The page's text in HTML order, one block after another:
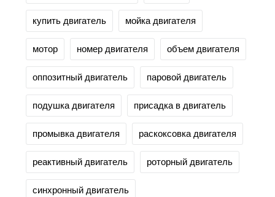
купить двигатель мойка двигателя
мотор номер двигателя объем двигателя
оппозитный двигатель паровой двигатель
подушка двигателя присадка в двигатель
промывка двигателя раскоксовка двигателя
реактивный двигатель роторный двигатель
синхронный двигатель